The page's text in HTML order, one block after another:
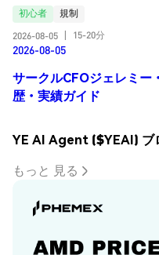
初心者
規制
2026-08-05
15-20分
2026-08-05
サークルCFOジェレミー
歴・実績ガイド
YE AI Agent ($YEAI) ブ
もっと 見る